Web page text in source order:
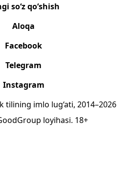
so‘z qo‘shish
Aloqa
Facebook
Telegram
Instagram
tilining imlo lug‘ati, 2014–2026
loyihasi. 18+